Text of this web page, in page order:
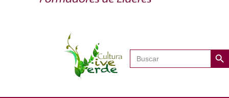
Buscar: Botón